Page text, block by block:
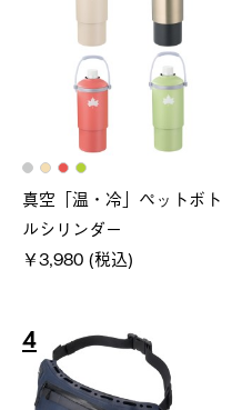
真空「温・冷」ペットボト
ルシリンダー
￥3,980 (税込)
4